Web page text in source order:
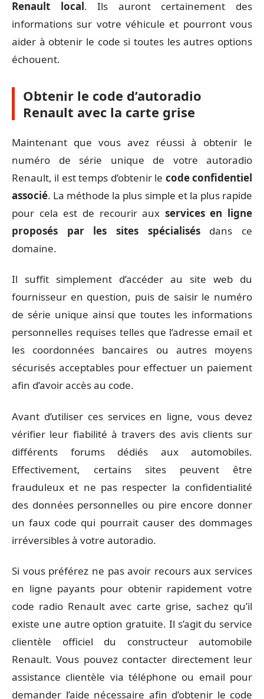
Renault local. Ils auront certainement des
informations sur votre véhicule et pourront vous
aider à obtenir le code si toutes les autres options
échouent.
Obtenir le code d’autoradio
Renault avec la carte grise
Maintenant que vous avez réussi à obtenir le
numéro de série unique de votre autoradio
Renault, il est temps d’obtenir le code confidentiel
associé. La méthode la plus simple et la plus rapide
pour cela est de recourir aux services en ligne
proposés par les sites spécialisésdans ce
domaine.
Il suffit simplement d’accéder au site web du
fournisseur en question, puis de saisir le numéro
de série unique ainsi que toutes les informations
personnelles requises telles que l’adresse email et
les coordonnées bancaires ou autres moyens
sécurisés acceptables pour effectuer un paiement
afin d’avoir accès au code.
Avant d’utiliser ces services en ligne, vous devez
vérifier leur fiabilité à travers des avis clients sur
différents forums dédiés aux automobiles.
Effectivement, certains sites peuvent être
frauduleux et ne pas respecter la confidentialité
des données personnelles ou pire encore donner
un faux code qui pourrait causer des dommages
irréversibles à votre autoradio.
Si vous préférez ne pas avoir recours aux services
en ligne payants pour obtenir rapidement votre
code radio Renault avec carte grise, sachez qu’il
existe une autre option gratuite. Il s’agit du service
clientèle officiel du constructeur automobile
Renault. Vous pouvez contacter directement leur
assistance clientèle via téléphone ou email pour
demander l’aide nécessaire afin d’obtenir le code